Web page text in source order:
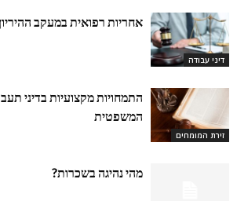
דיני עבודה
אחריות רפואית במעקב
זירת המומחים
התמחויות מקצועיות בדיני
המשפטית
מהי נהיגה בשכרות?